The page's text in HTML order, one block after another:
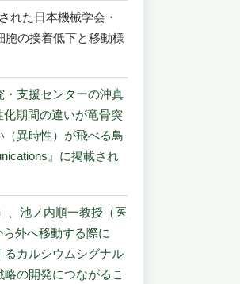
れた日本機械学会・
胞の接着低下と移動様
支援センターの沖真
期間の違いが竜骨突
異時性）が飛べる鳥
』に掲載され
、池ノ内順一教授（医
外へ移動する際に
るカルシウムシグナル
の開発につながるこ